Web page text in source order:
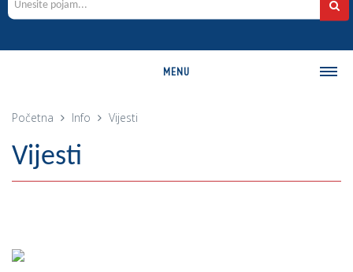
MENU
Istorija
Geografija
Početna Info Vijesti
Vijesti